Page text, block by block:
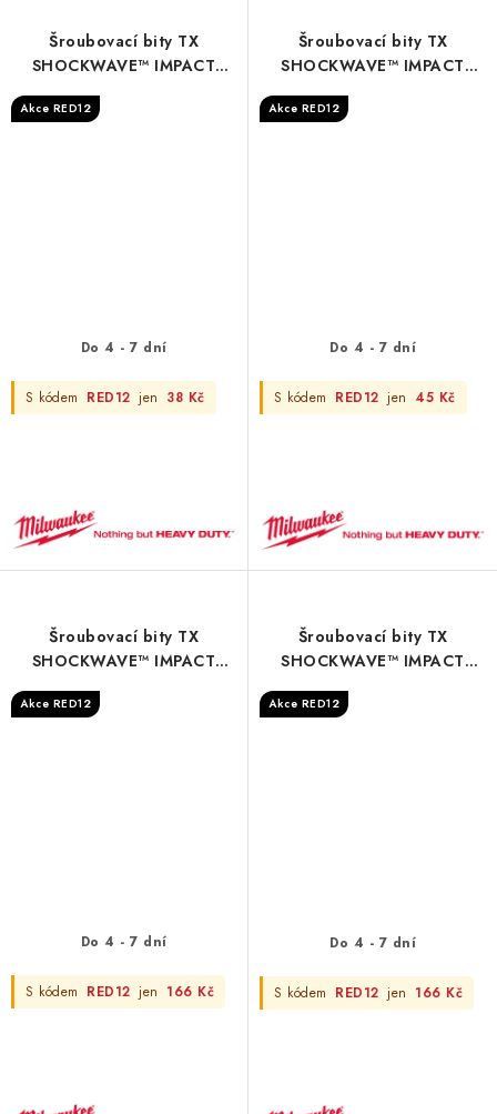
Šroubovací bity TX
SHOCKWAVE™ IMPACT
DUTY - Shockwave TX10 x
50 mm - 1 pc
Akce RED12
Do 4 - 7 dní
S kódem RED12 jen 38 Kč
Šroubovací bity TX
SHOCKWAVE™ IMPACT
DUTY - Shockwave TX15 x
90 mm - 1 pc
Akce RED12
Do 4 - 7 dní
S kódem RED12 jen 45 Kč
Šroubovací bity TX
SHOCKWAVE™ IMPACT
150 mm - 1 pc
Akce RED12
Do 4 - 7 dní
S kódem RED12 jen 166 Kč
Šroubovací bity TX
SHOCKWAVE™ IMPACT
150 mm - 1 pc
Akce RED12
Do 4 - 7 dní
S kódem RED12 jen 166 Kč